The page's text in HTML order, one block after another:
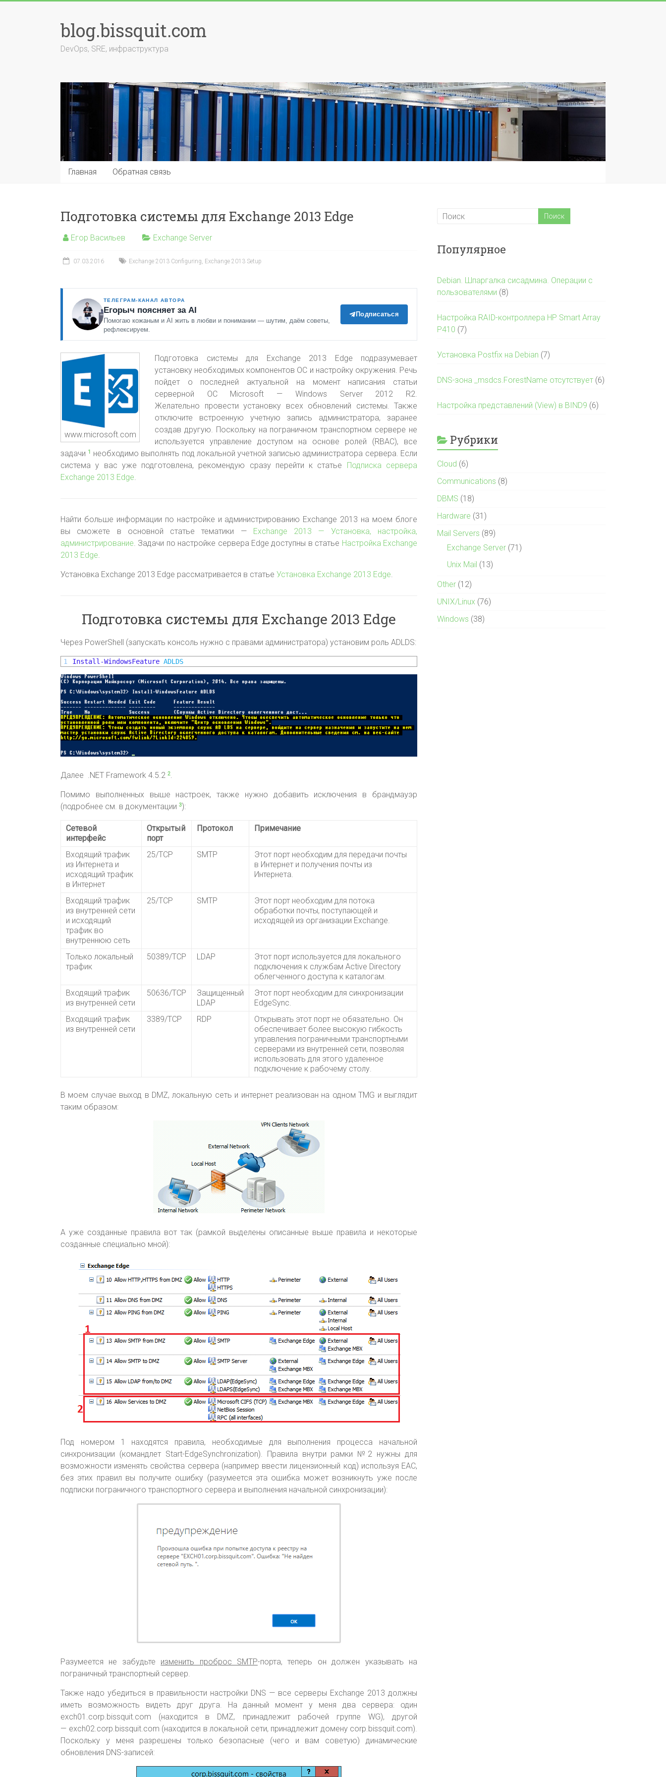
blog.bissquit.com
DevOps, SRE, инфраструктура
Главная Обратная связь
Подготовка системы для Exchange 2013 Edge
Егор Васильев Exchange Server
07.03.2016 Exchange 2013 Configuring, Exchange 2013 Setup
ТЕЛЕГРАМ-КАНАЛ АВТОРА
Егорыч поясняет за AI
Помогаю кожаным и AI жить в любви и понимании — шутим, даём советы,
рефлексируем.
Подписаться
www.microsoft.com
Подготовка системы для Exchange 2013 Edge подразумевает
установку необходимых компонентов ОС и настройку окружения. Речь
пойдет о последней актуальной на момент написания статьи
серверной ОС Microsoft — Windows Server 2012 R2.
Желательно провести установку всех обновлений системы. Также
отключите встроенную учетную запись администратора, заранее
создав другую. Поскольку на пограничном транспортном сервере не
используется управление доступом на основе ролей (RBAC), все
задачи 1
необходимо выполнять под локальной учетной записью администратора сервера. Если
система у вас уже подготовлена, рекомендую сразу перейти к статье Подписка сервера
Exchange 2013 Edge.
Найти больше информации по настройке и администрированию Exchange 2013 на моем блоге
вы сможете в основной статье тематики — Exchange 2013 — Установка, настройка,
администрирование. Задачи по настройке сервера Edge доступны в статье Настройка Exchange
2013 Edge.
Установка Exchange 2013 Edge рассматривается в статье Установка Exchange 2013 Edge.
Подготовка системы для Exchange 2013 Edge
Через PowerShell (запускать консоль нужно с правами администратора) установим роль ADLDS:
1 Install-WindowsFeature ADLDS
Далее .NET Framework 4.5.2 2.
Помимо выполненных выше настроек, также нужно добавить исключения в брандмауэр
(подробнее см. в документации 3):
Сетевой
интерфейс
Открытый
порт
Протокол Примечание
Входящий трафик
из Интернета и
исходящий трафик
в Интернет
25/TCP SMTP
Этот порт необходим для передачи почты
в Интернет и получения почты из
Интернета.
Входящий трафик
из внутренней сети
и исходящий
трафик во
внутреннюю сеть
25/TCP SMTP
Этот порт необходим для потока
обработки почты, поступающей и
исходящей из организации Exchange.
Только локальный
трафик
50389/TCP LDAP
Этот порт используется для локального
подключения к службам Active Directory
облегченного доступа к каталогам.
Входящий трафик
из внутренней сети
50636/TCP
Защищенный
LDAP
Этот порт необходим для синхронизации
EdgeSync.
Входящий трафик
из внутренней сети
3389/TCP RDP
Открывать этот порт не обязательно. Он
обеспечивает более высокую гибкость
управления пограничными транспортными
серверами из внутренней сети, позволяя
использовать для этого удаленное
подключение к рабочему столу.
В моем случае выход в DMZ, локальную сеть и интернет реализован на одном TMG и выглядит
таким образом:
А уже созданные правила вот так (рамкой выделены описанные выше правила и некоторые
созданные специально мной):
Под номером 1 находятся правила, необходимые для выполнения процесса начальной
синхронизации (командлет Start-EdgeSynchronization). Правила внутри рамки №2 нужны для
возможности изменять свойства сервера (например ввести лицензионный код) используя EAC,
без этих правил вы получите ошибку (разумеется эта ошибка может возникнуть уже после
подписки пограничного транспортного сервера и выполнения начальной синхронизации):
Разумеется не забудьте изменить проброс SMTP-порта, теперь он должен указывать на
пограничный транспортный сервер.
Также надо убедиться в правильности настройки DNS — все серверы Exchange 2013 должны
иметь возможность видеть друг друга. На данный момент у меня два сервера: один
exch01.corp.bissquit.com (находится в DMZ, принадлежит рабочей группе WG), другой
— exch02.corp.bissquit.com (находится в локальной сети, принадлежит домену corp.bissquit.com).
Поскольку у меня разрешены только безопасные (чего и вам советую) динамические
обновления DNS-записей:
Популярное
Debian. Шпаргалка сисадмина. Операции с
пользователями (8)
Настройка RAID-контроллера HP Smart Array
P410 (7)
Установка Postfix на Debian (7)
DNS-зона _msdcs.ForestName отсутствует (6)
Настройка представлений (View) в BIND9 (6)
Рубрики
Cloud (6)
Communications (8)
DBMS (18)
Hardware (31)
Mail Servers (89)
Exchange Server (71)
Unix Mail (13)
Other (12)
UNIX/Linux (76)
Windows (38)